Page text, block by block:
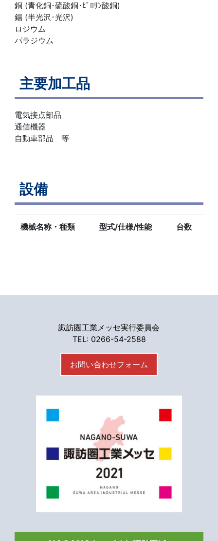
銅 (青化銅･硫酸銅･ﾋﾟﾛﾘﾝ酸銅)
錫 (半光沢･光沢)
ロジウム
パラジウム
主要加工品
電気接点部品
通信機器
自動車部品 等
設備
機械名称・種類 型式/仕様/性能 台数
諏訪圏工業メッセ実行委員会
TEL: 0266-54-2588
お問い合わせフォーム